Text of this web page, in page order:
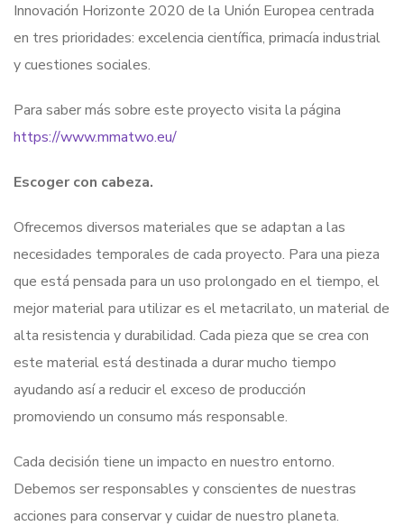
Innovación Horizonte 2020 de la Unión Europea centrada
en tres prioridades: excelencia científica, primacía industrial
y cuestiones sociales.
Para saber más sobre este proyecto visita la página
https://www.mmatwo.eu/
Escoger con cabeza.
Ofrecemos diversos materiales que se adaptan a las
necesidades temporales de cada proyecto. Para una pieza
que está pensada para un uso prolongado en el tiempo, el
mejor material para utilizar es el metacrilato, un material de
alta resistencia y durabilidad. Cada pieza que se crea con
este material está destinada a durar mucho tiempo
ayudando así a reducir el exceso de producción
promoviendo un consumo más responsable.
Cada decisión tiene un impacto en nuestro entorno.
Debemos ser responsables y conscientes de nuestras
acciones para conservar y cuidar de nuestro planeta.